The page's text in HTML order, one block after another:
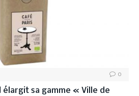
0
élargit sa gamme « Ville de